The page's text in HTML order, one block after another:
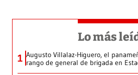
Lo más
1 Augusto Villalaz-Higuero, el
rango de general de brigada en